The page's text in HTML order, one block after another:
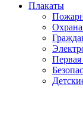
Плакаты
Охрана